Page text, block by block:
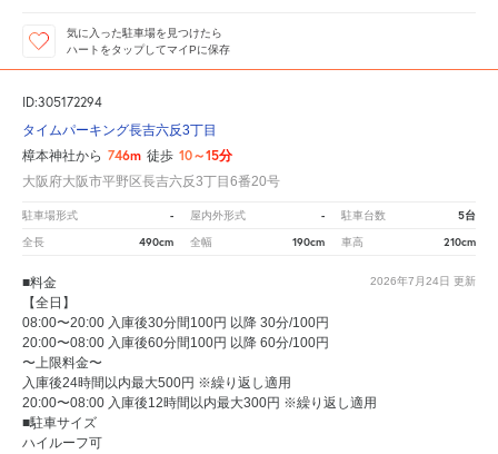
気に入った駐車場を見つけたら
ハートをタップしてマイPに保存
ID:305172294
タイムパーキング長吉六反3丁目
樟本神社から 746m 徒歩 10～15分
大阪府大阪市平野区長吉六反3丁目6番20号
駐車場形式 - 屋内外形式 - 駐車台数 5台
全長 490cm 全幅 190cm 車高 210cm
2026年7月24日 更新
■料金
【全日】
08:00〜20:00 入庫後30分間100円 以降 30分/100円
20:00〜08:00 入庫後60分間100円 以降 60分/100円
〜上限料金〜
入庫後24時間以内最大500円 ※繰り返し適用
20:00〜08:00 入庫後12時間以内最大300円 ※繰り返し適用
■駐車サイズ
ハイルーフ可